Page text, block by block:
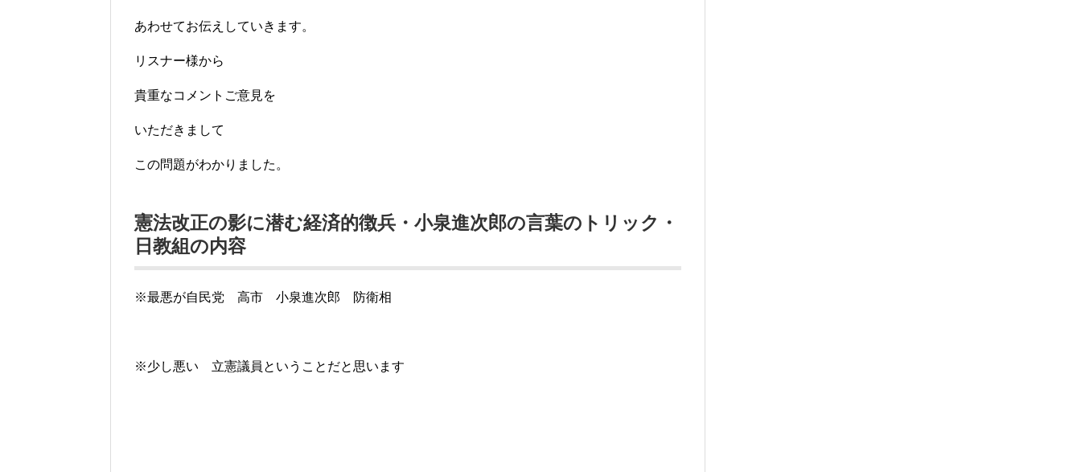
あわせてお伝えしていきます。
リスナー様から
貴重なコメントご意見を
いただきまして
この問題がわかりました。
憲法改正の影に潜む経済的徴兵・小泉進次郎の言葉のトリック・
日教組の内容
※最悪が自民党 高市 小泉進次郎 防衛相
※少し悪い 立憲議員ということだと思います